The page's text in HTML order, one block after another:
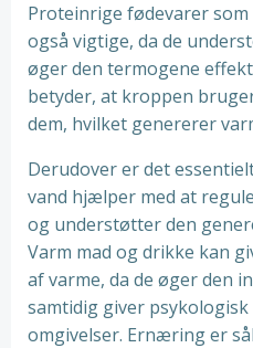
Proteinrige fødevarer
også vigtige, da de
øger den termogene
betyder, at kroppen
dem, hvilket genererer
Derudover er det
vand hjælper med at
og understøtter den
Varm mad og drikke kan
af varme, da de øger den
samtidig giver
omgivelser. Ernæring er